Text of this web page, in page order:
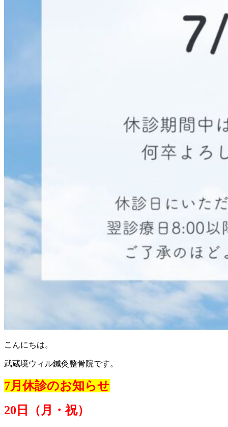
こんにちは。
武蔵境ウィル鍼灸整骨院です。
7月休診のお知らせ
20日（月・祝）